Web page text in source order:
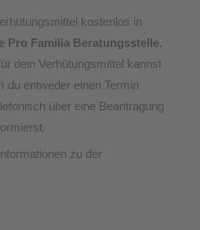
kostenlos in
Pro Familia Beratungsstelle.
dein Verhütungsmittel kannst
du entweder einen Termin
über eine Beantragung
zu der